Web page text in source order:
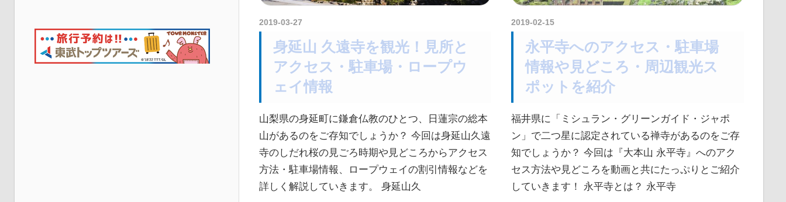
2019-03-27
身延山 久遠寺を観光！見所と
アクセス・駐車場・ロープウ
ェイ情報
山梨県の身延町に鎌倉仏教のひとつ、日蓮宗の総本
山があるのをご存知でしょうか？ 今回は身延山久遠
寺のしだれ桜の見ごろ時期や見どころからアクセス
方法・駐車場情報、ロープウェイの割引情報などを
詳しく解説していきます。 身延山久
2019-02-15kurosuke
永平寺へのアクセス・駐車場
情報や見どころ・周辺観光ス
ポットを紹介
福井県に「ミシュラン・グリーンガイド・ジャポ
ン」で二つ星に認定されている禅寺があるのをご存
知でしょうか？ 今回は『大本山 永平寺』へのアク
セス方法や見どころを動画と共にたっぷりとご紹介
していきます！ 永平寺とは？ 永平寺